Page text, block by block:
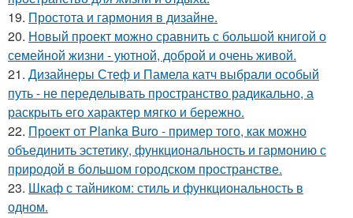
19. Простота и гармония в дизайне.
20. Новый проект можно сравнить с большой книгой о
семейной жизни - уютной, доброй и очень живой.
21. Дизайнеры Стеф и Памела катч выбрали особый
путь - не переделывать пространство радикально, а
раскрыть его характер мягко и бережно.
22. Проект от Planka Buro - пример того, как можно
объединить эстетику, функциональность и гармонию с
природой в большом городском пространстве.
23. Шкаф с тайником: стиль и функциональность в
одном.